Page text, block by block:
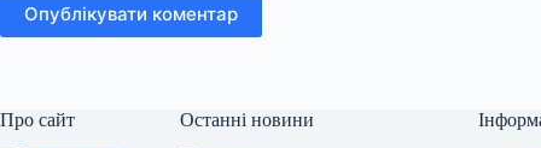
Опублікувати коментар
Про сайт Останні новини